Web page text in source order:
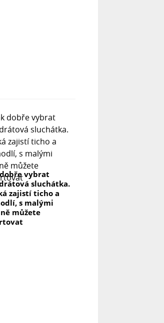
dobře vybrat
sluchátka.
zajistí ticho a
s malými
můžete